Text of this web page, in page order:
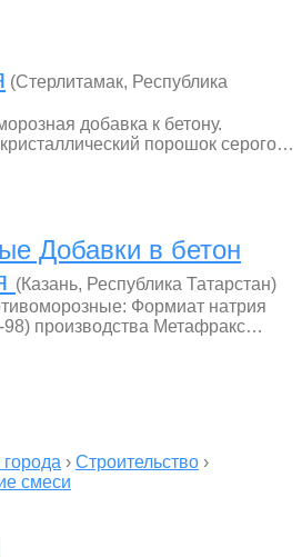
(Стерлитамак, Республика
добавка к бетону.
порошок серого…
Добавки в бетон
(Казань, Республика Татарстан)
Формиат натрия
производства Метафракс…
› Строительство ›
смеси